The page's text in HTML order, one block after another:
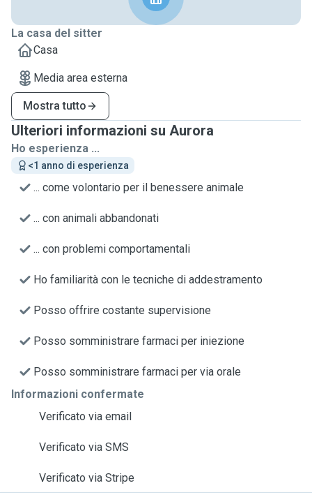
La casa del sitter
Casa
Media area esterna
Mostra tutto
Ulteriori informazioni su Aurora
Ho esperienza ...
<1 anno di esperienza
... come volontario per il benessere animale
... con animali abbandonati
... con problemi comportamentali
Ho familiarità con le tecniche di addestramento
Posso offrire costante supervisione
Posso somministrare farmaci per iniezione
Posso somministrare farmaci per via orale
Informazioni confermate
Verificato via email
Verificato via SMS
Verificato via Stripe